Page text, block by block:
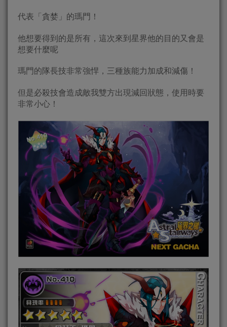
代表「貪婪」的瑪門！
他想要得到的是所有，這次來到星界他的目的又會是
想要什麼呢
瑪門的隊長技非常強悍，三種族能力加成和減傷！
但是必殺技會造成敵我雙方出現減回狀態，使用時要
非常小心！